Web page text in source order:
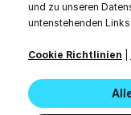
und zu unseren
untenstehenden Links.
Cookie Richtlinien